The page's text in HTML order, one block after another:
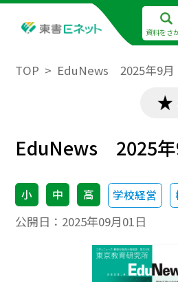
資料をさ
TOP EduNews 2025年9月
EduNews 2025年
小 中 高 学校経営
公開日： 2025年09月01日